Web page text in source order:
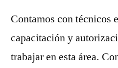
Contamos con técnicos
capacitación y
trabajar en esta área.